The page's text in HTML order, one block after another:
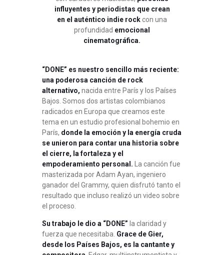
influyentes y periodistas que crean
en el auténtico indie rockcon una
profundidad emocional
cinematográfica.
“DONE” es nuestro sencillo más reciente:
una poderosa canción de rock
alternativo, nacida entre París y los Países
Bajos. Somos dos artistas colombianos
radicados en Europa que creamos este
tema en un estudio profesional bohemio en
París, donde la emoción y la energía cruda
se unieron para contar una historia sobre
el cierre, la fortaleza y el
empoderamiento personal. La canción fue
masterizada por Adam Ayan, ingeniero
ganador del Grammy, quien disfrutó tanto el
resultado que incluso realizó un video sobre
el proceso.
Su trabajo le dio a “DONE” la claridad y
fuerza que necesitaba. Grace de Gier,
desde los Países Bajos, es la cantante y